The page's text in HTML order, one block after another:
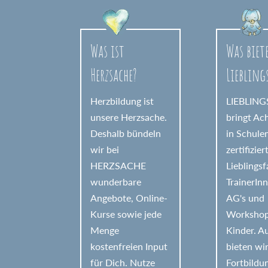
Was ist
Herzsache?
Herzbildung ist
unsere Herzsache.
Deshalb bündeln
wir bei
HERZSACHE
wunderbare
Angebote, Online-
Kurse sowie jede
Menge
kostenfreien Input
für Dich. Nutze
Was
bringt
in
AG's und
Kinder.
bieten wir